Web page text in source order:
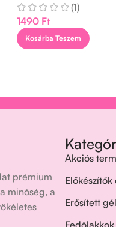
(1)
1490 Ft
Kosárba Teszem
prémium
minőség, a
Akciós
Erősített
Fedőlakkok